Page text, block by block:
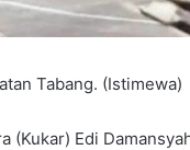
Tabang. (Istimewa)
(Kukar) Edi